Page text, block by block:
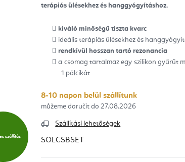
terápiás ülésekhez és hanggyógyításhoz.
kiváló minőségű tiszta kvarc
ideális terápiás ülésekhez és
rendkívül hosszan tartó rezonancia
a csomag tartalmaz egy szilikon gyűrűt
1 pálcikát
8-10 napon belül szállítunk
27.08.2026
Szállítási lehetőségek
SOLCSBSET
szállítás